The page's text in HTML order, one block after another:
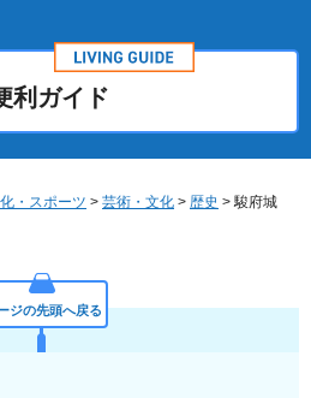
利ガイド
・スポーツ > 芸術・文化 > 歴史 > 駿府城
ジの先頭へ戻る